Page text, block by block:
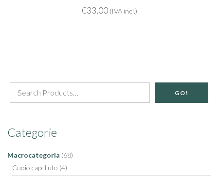
€33,00 (IVA incl.)
GO!
Categorie
Macrocategoria (68)
Cuoio capelluto (4)